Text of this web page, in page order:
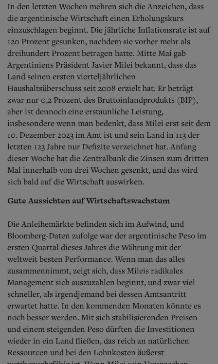
Start
Wer wir sind
Aktuelle Ausgabe
Abonnenten-Login
Abonnent werden
Abo Prämien
Archiv
Mediadaten
Danzig und Westpreußen
Bücher
Kontakt
Impressum
Datenschutz
In den letzten Wochen mehren sich die Anzeichen, dass
die argentinische Wirtschaft einen Erholungskurs
einzuschlagen beginnt. Die jährliche Inflationsrate ist auf
120 Prozent gesunken, nachdem sie vorher mehr als
dreihundert Prozent betragen hatte. Mitte Mai gab
Argentiniens Präsident Javier Milei bekannt, dass das
Land seinen ersten vierteljährlichen
Haushaltsüberschuss seit 2008 erzielt hat. Er beträgt
zwar nur 0,2 Prozent des Bruttoinlandprodukts (BIP),
aber ist dennoch eine erstaunliche Leistung,
insbesondere wenn man bedenkt, dass Milei erst seit dem
10. Dezember 2023 im Amt ist und sein Land in 113 der
letzten 123 Jahre nur Defizite verzeichnet hat. Anfang
dieser Woche hat die Zentralbank die Zinsen zum dritten
Mal innerhalb von drei Wochen gesenkt, und das wird
sich bald auf die Wirtschaft auswirken.
Gute Aussichten auf Wirtschaftswachstum
Die Anleihemärkte befinden sich im Aufwind, und
Bloomberg-Daten zufolge war der argentinische Peso im
ersten Quartal dieses Jahres die Währung mit der
weltweit besten Performance. Wenn man das alles
zusammennimmt, zeigt sich, dass Mileis radikales
Management sich auszuzahlen beginnt, und zwar viel
schneller, als irgendjemand bei dessen Amtsantritt
erwartet hatte. In den kommenden Monaten könnte es
noch besser werden. Mit sich stabilisierenden Preisen
und einem steigenden Peso dürften die Investitionen
wieder in ein Land fließen, das reich an natürlichen
Ressourcen und bei den Lohnkosten äußerst